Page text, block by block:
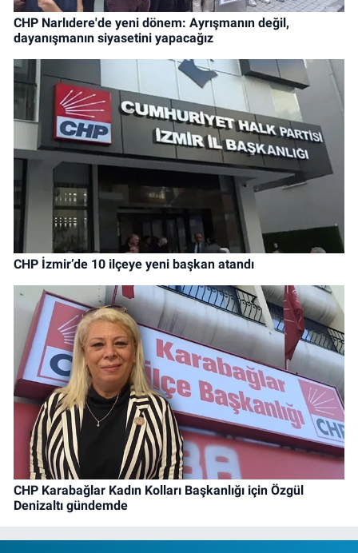
CHP Narlıdere'de yeni dönem: Ayrışmanın değil,
dayanışmanın siyasetini yapacağız
CHP İzmir’de 10 ilçeye yeni başkan atandı
CHP Karabağlar Kadın Kolları Başkanlığı için Özgül
Denizaltı gündemde